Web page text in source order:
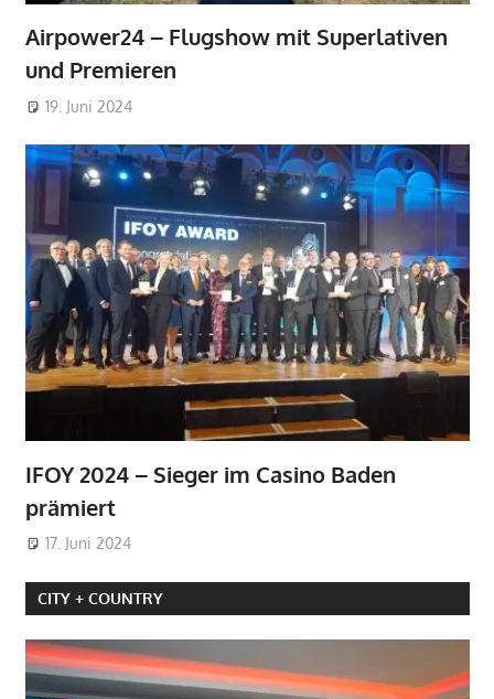
Airpower24 – Flugshow mit Superlativen
und Premieren
19. Juni 2024
IFOY 2024 – Sieger im Casino Baden
prämiert
17. Juni 2024
CITY + COUNTRY